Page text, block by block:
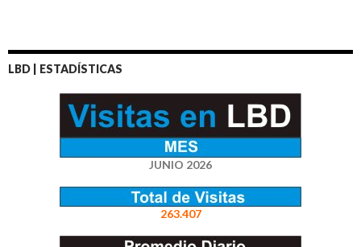
LBD | ESTADÍSTICAS
JUNIO 2026
263.407